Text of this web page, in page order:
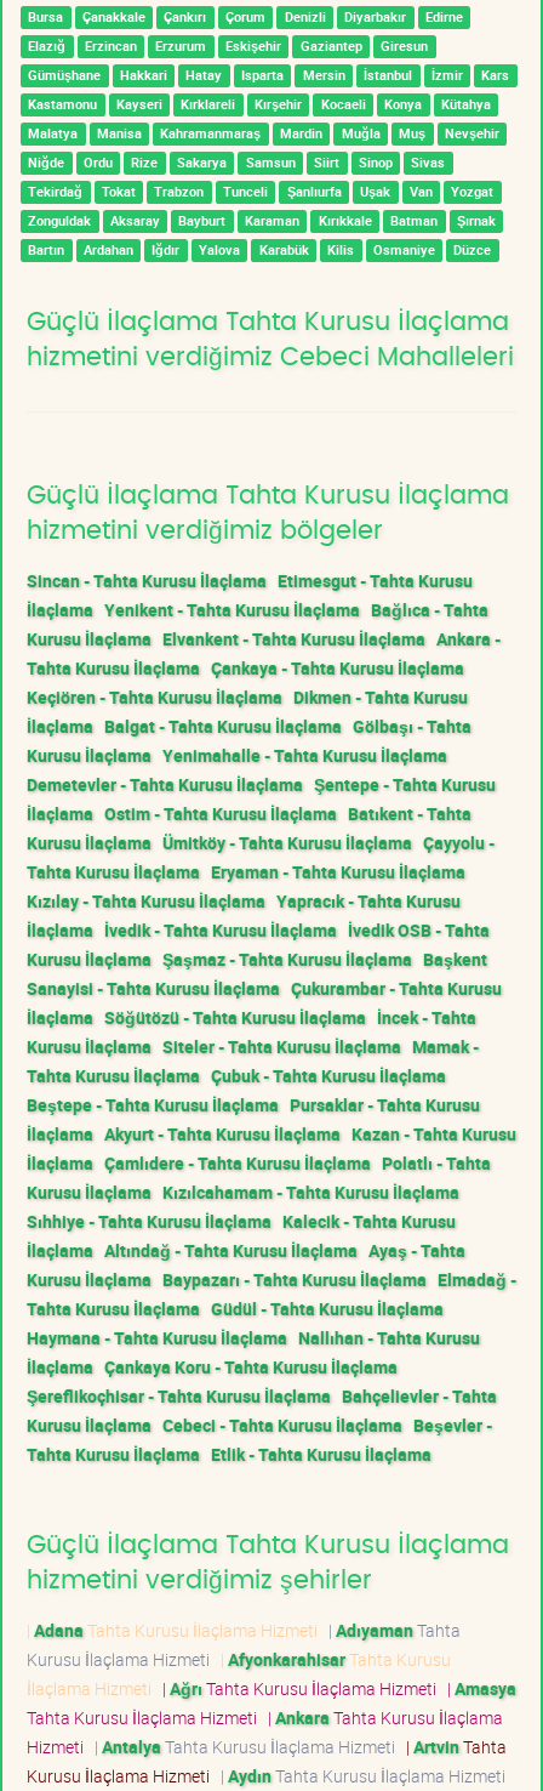
Bursa Çanakkale Çankırı Çorum Denizli Diyarbakır
Edirne
Elazığ
Erzincan Erzurum Eskişehir Gaziantep
Giresun
Gümüşhane
Hakkari Hatay Isparta Mersin İstanbul İzmir
Kars
Kastamonu
Kayseri Kırklareli Kırşehir Kocaeli Konya
Kütahya
Malatya
Manisa Kahramanmaraş Mardin Muğla Muş
Nevşehir
Niğde
Ordu Rize Sakarya Samsun Siirt Sinop
Sivas
Tekirdağ
Tokat Trabzon Tunceli Şanlıurfa Uşak Van
Yozgat
Zonguldak
Aksaray Bayburt Karaman Kırıkkale Batman
Şırnak
Bartın
Ardahan Iğdır Yalova Karabük Kilis Osmaniye Düzce
Güçlü İlaçlama Tahta Kurusu İlaçlama
hizmetini verdiğimiz Cebeci Mahalleleri
Güçlü İlaçlama Tahta Kurusu İlaçlama
hizmetini verdiğimiz bölgeler
Sincan - Tahta Kurusu İlaçlama Etimesgut - Tahta Kurusu
İlaçlama Yenikent - Tahta Kurusu İlaçlama Bağlıca - Tahta
Kurusu İlaçlama Elvankent - Tahta Kurusu İlaçlama Ankara -
Tahta Kurusu İlaçlama Çankaya - Tahta Kurusu İlaçlama
Keçiören - Tahta Kurusu İlaçlama Dikmen - Tahta Kurusu
İlaçlama Balgat - Tahta Kurusu İlaçlama Gölbaşı - Tahta
Kurusu İlaçlama Yenimahalle - Tahta Kurusu İlaçlama
Demetevler - Tahta Kurusu İlaçlama Şentepe - Tahta Kurusu
İlaçlama Ostim - Tahta Kurusu İlaçlama Batıkent - Tahta
Kurusu İlaçlama Ümitköy - Tahta Kurusu İlaçlama Çayyolu -
Tahta Kurusu İlaçlama Eryaman - Tahta Kurusu İlaçlama
Kızılay - Tahta Kurusu İlaçlama Yapracık - Tahta Kurusu
İlaçlama İvedik - Tahta Kurusu İlaçlama İvedik OSB - Tahta
Kurusu İlaçlama Şaşmaz - Tahta Kurusu İlaçlama Başkent
Sanayisi - Tahta Kurusu İlaçlama Çukurambar - Tahta Kurusu
İlaçlama Söğütözü - Tahta Kurusu İlaçlama İncek - Tahta
Kurusu İlaçlama Siteler - Tahta Kurusu İlaçlama Mamak -
Tahta Kurusu İlaçlama Çubuk - Tahta Kurusu İlaçlama
Beştepe - Tahta Kurusu İlaçlama Pursaklar - Tahta Kurusu
İlaçlama Akyurt - Tahta Kurusu İlaçlama Kazan - Tahta Kurusu
İlaçlama Çamlıdere - Tahta Kurusu İlaçlama Polatlı - Tahta
Kurusu İlaçlama Kızılcahamam - Tahta Kurusu İlaçlama
Sıhhiye - Tahta Kurusu İlaçlama Kalecik - Tahta Kurusu
İlaçlama Altındağ - Tahta Kurusu İlaçlama Ayaş - Tahta
Kurusu İlaçlama Baypazarı - Tahta Kurusu İlaçlama Elmadağ -
Tahta Kurusu İlaçlama Güdül - Tahta Kurusu İlaçlama
Haymana - Tahta Kurusu İlaçlama Nallıhan - Tahta Kurusu
İlaçlama Çankaya Koru - Tahta Kurusu İlaçlama
Şereflikoçhisar - Tahta Kurusu İlaçlama Bahçelievler - Tahta
Kurusu İlaçlama Cebeci - Tahta Kurusu İlaçlama Beşevler -
Tahta Kurusu İlaçlama Etlik - Tahta Kurusu İlaçlama
Güçlü İlaçlama Tahta Kurusu İlaçlama
hizmetini verdiğimiz şehirler
| AdanaTahta Kurusu İlaçlama Hizmeti | AdıyamanTahta
Kurusu İlaçlama Hizmeti | AfyonkarahisarTahta Kurusu
İlaçlama Hizmeti | AğrıTahta Kurusu İlaçlama Hizmeti | Amasya
Tahta Kurusu İlaçlama Hizmeti | AnkaraTahta Kurusu İlaçlama
Hizmeti | AntalyaTahta Kurusu İlaçlama Hizmeti | ArtvinTahta
Kurusu İlaçlama Hizmeti | AydınTahta Kurusu İlaçlama Hizmeti